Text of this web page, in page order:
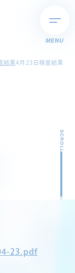
MENU
結果4月23日検査結果
SCROLL
23.pdf